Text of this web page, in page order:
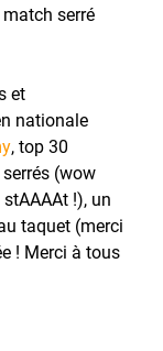
serré
et
nationale
, top 30
(wow
!), un
taquet (merci
! Merci à tous